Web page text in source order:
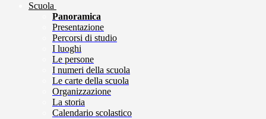
Scuola
Panoramica
Presentazione
Percorsi di studio
I luoghi
Le persone
I numeri della scuola
Le carte della scuola
Organizzazione
La storia
Calendario scolastico